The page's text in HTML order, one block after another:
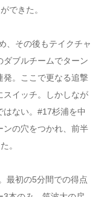
できた。
、その後もテイクチャ
ダブルチームでターン
発。ここで更なる追撃
スイッチ。しかしなが
はない。#17杉浦を中
ンの穴をつかれ、前半
。
最初の5分間での得点